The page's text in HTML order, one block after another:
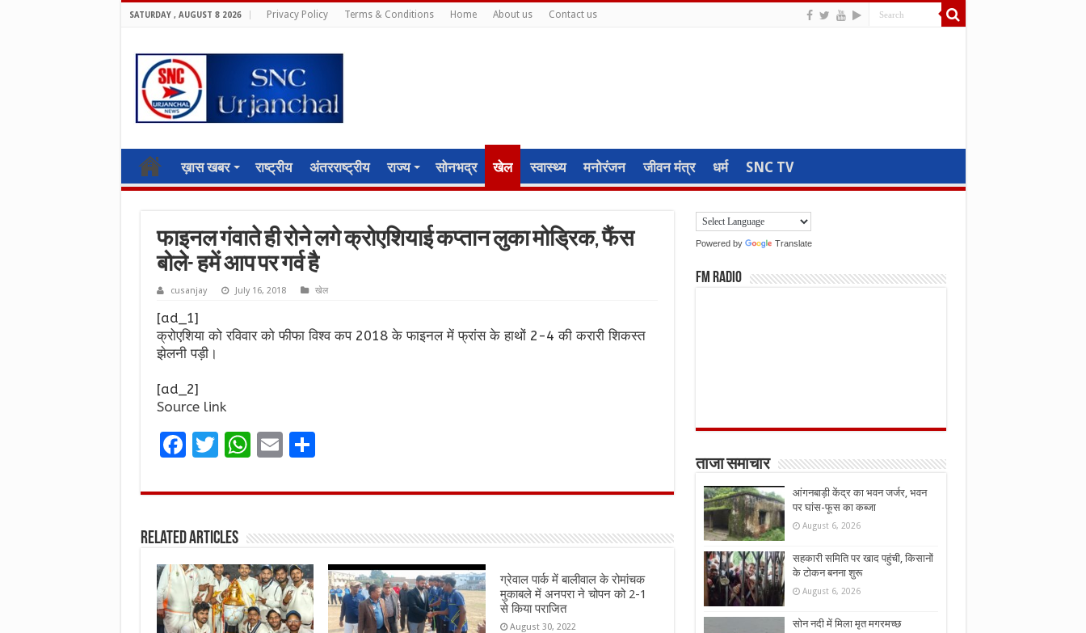
SATURDAY , AUGUST 8 2026 Privacy Policy Terms & Conditions Home About us Contact us
ख़ास खबर राष्ट्रीय अंतरराष्ट्रीय राज्य सोनभद्र खेल स्वास्थ्य मनोरंजन जीवन मंत्र धर्म SNC TV
फाइनल गंवाते ही रोने लगे क्रोएशियाई कप्तान लुका मोड्रिक, फैंस
बोले- हमें आप पर गर्व है
cusanjay July 16, 2018 खेल
[ad_1]
क्रोएशिया को रविवार को फीफा विश्व कप 2018 के फाइनल में फ्रांस के हाथों 2-4 की करारी शिकस्त
झेलनी पड़ी।
[ad_2]
Source link
F
ce
o
o
k
T
it
r
W
at
A
p
p
E
ai
S
ar
Related Articles
ग्रेवाल पार्क में बालीवाल के रोमांचक
मुकाबले में अनपरा ने चोपन को 2-1
से किया पराजित
August 30, 2022
Powered by Translate
FM Radio
ताजा समाचार
आंगनबाड़ी केंद्र का भवन जर्जर, भवन
पर घांस-फूस का कब्जा
August 6, 2026
सहकारी समिति पर खाद पहुंची, किसानों
के टोकन बनना शुरू
August 6, 2026
सोन नदी में मिला मृत मगरमच्छ